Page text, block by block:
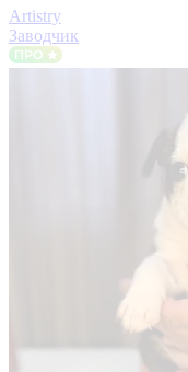
Artistry
Заводчик